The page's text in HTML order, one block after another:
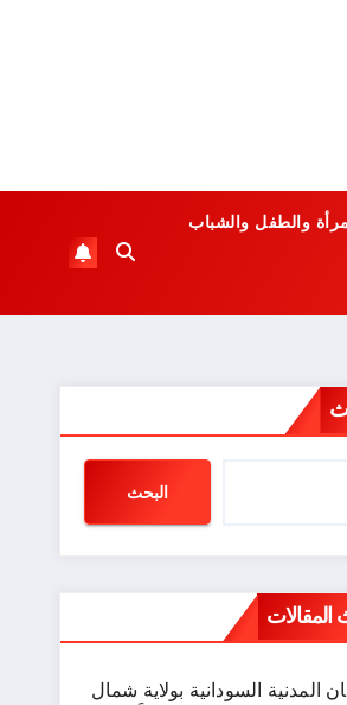
والطفل والشباب
البحث
المقالات
المدنية السودانية بولاية شمال